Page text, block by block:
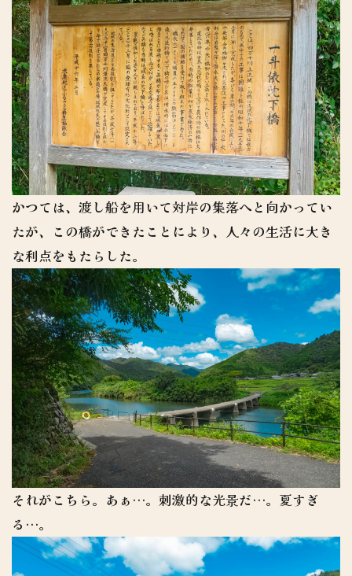
かつては、渡し船を用いて対岸の集落へと向かってい
たが、この橋ができたことにより、人々の生活に大き
な利点をもたらした。
それがこちら。あぁ…。刺激的な光景だ…。夏すぎ
る…。